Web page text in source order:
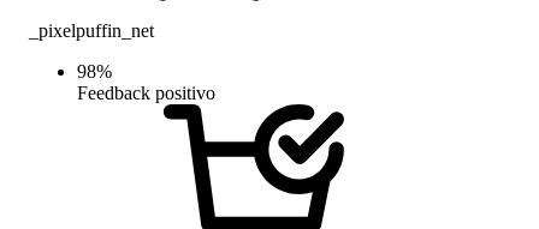
_pixelpuffin_net
98%
Feedback positivo